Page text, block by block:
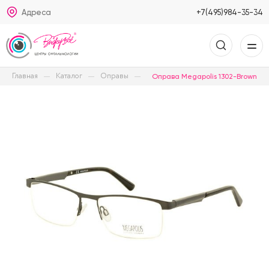
Адреса +7(495)984-35-34
Главная Каталог Оправы Оправа Megapolis 1302-Brown